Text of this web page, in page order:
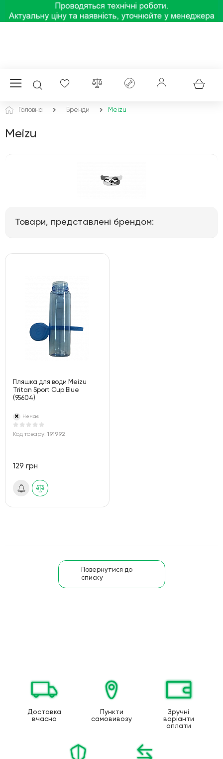
Головна Бренди Meizu
Meizu
Товари, представлені брендом:
Пляшка для води Meizu
Tritan Sport Cup Blue
(95604)
Немає
Код товару: 191992
129 грн
Повернутися до
списку
Доставка
вчасно
Пункти
самовивозу
Зручні
варіанти
оплати